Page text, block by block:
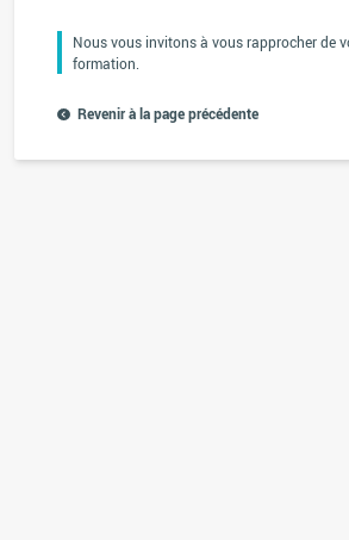
Nous vous invitons à vous rapprocher de
formation.
Revenir à la page précédente